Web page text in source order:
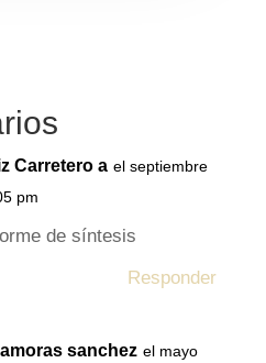
Carretero a el septiembre
pm
de síntesis
Responder
sanchez el mayo